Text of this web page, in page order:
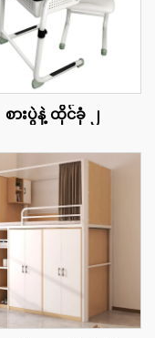
စားပွဲနဲ့ ထိုင်ခုံ ၂